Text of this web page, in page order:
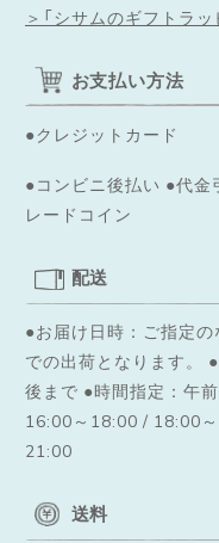
＞「シサムのギフトラ
お支払い方法
●クレジットカード
●コンビニ後払い ●代
レードコイン
配送
●お届け日時：ご指定
での出荷となります。
後まで ●時間指定：午
16:00～18:00 / 18:00
21:00
送料